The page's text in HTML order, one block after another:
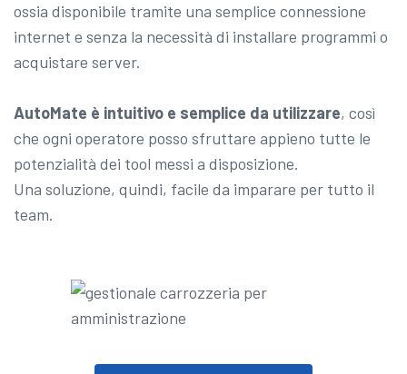
ossia disponibile tramite una semplice connessione
internet e senza la necessità di installare programmi o
acquistare server.
AutoMate è intuitivo e semplice da utilizzare, così
che ogni operatore posso sfruttare appieno tutte le
potenzialità dei tool messi a disposizione.
Una soluzione, quindi, facile da imparare per tutto il
team.